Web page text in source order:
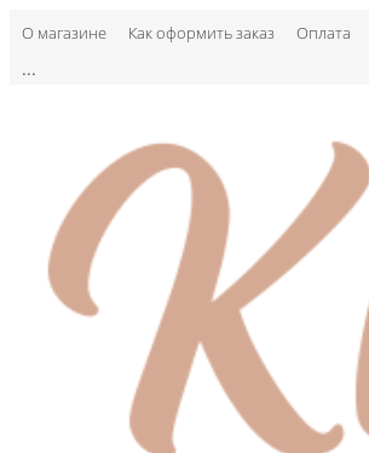
О магазине Как оформить заказ Оплата
...